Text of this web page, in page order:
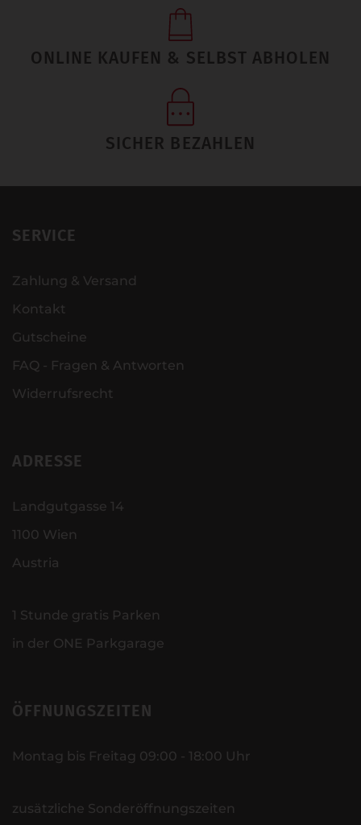
ONLINE KAUFEN & SELBST ABHOLEN
SICHER BEZAHLEN
SERVICE
Zahlung & Versand
Kontakt
Gutscheine
FAQ - Fragen & Antworten
Widerrufsrecht
ADRESSE
Landgutgasse 14
1100 Wien
Austria
1 Stunde gratis Parken
in der ONE Parkgarage
ÖFFNUNGSZEITEN
Montag bis Freitag 09:00 - 18:00 Uhr
zusätzliche Sonderöffnungszeiten